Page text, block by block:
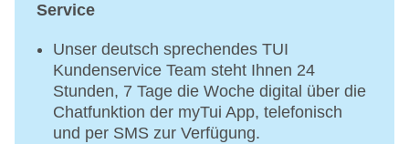
Service
Unser deutsch sprechendes TUI
Kundenservice Team steht Ihnen 24
Stunden, 7 Tage die Woche digital über die
Chatfunktion der myTui App, telefonisch
und per SMS zur Verfügung.